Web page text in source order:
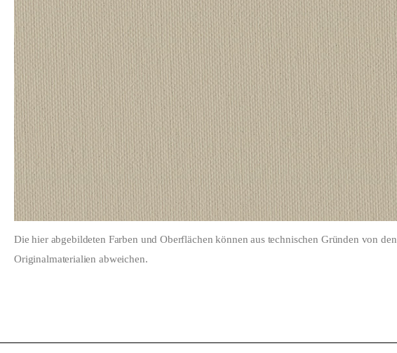
Die hier abgebildeten Farben und Oberflächen können aus technischen Gründen von den
Originalmaterialien abweichen.